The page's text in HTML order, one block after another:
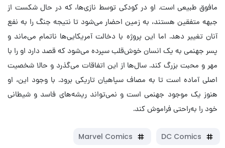
مافوق طبیعی است. او در کودکی توسط نازی‌ها، که در حال شکست از
جبهه متفقین هستند، به زمین احضار می‌شود تا نتیجه جنگ را به نفع
آنان تغییر دهد. اما این پروژه با دخالت آمریکایی‌ها ناتمام می‌ماند و
پسر جهنمی به یک انسان خوش‌قلب سپرده می‌شود که قصد دارد او را با
مهر و محبت بزرگ کند. سال‌ها از این اتفاقات می‌گذرد و حالا شخصیت
اصلی آماده است تا به مصاف سپاهیان تاریکی برود. با وجود این، او
هنوز یک موجود جهنمی است و نمی‌تواند ریشه‌های فاسد و شیطانی
خود را به‌راحتی فراموش کند.
DC Comics
Marvel Comics